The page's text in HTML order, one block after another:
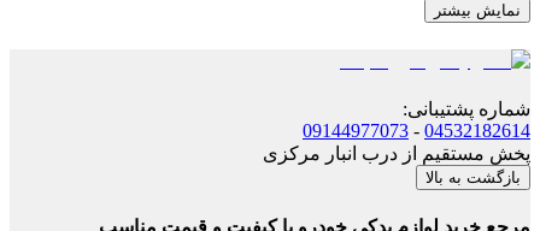
نمایش بیشتر
شماره پشتیبانی:
04532182614
-
09144977073
پخش مستقیم از درب انبار مرکزی
بازگشت به بالا